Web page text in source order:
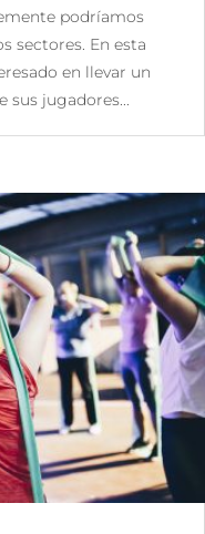
podríamos
sectores. En esta
en llevar un
sus jugadores...